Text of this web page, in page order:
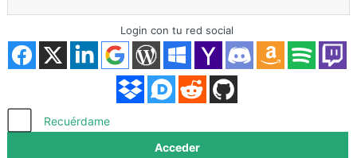
Acceder
Login con tu red social
Recuérdame